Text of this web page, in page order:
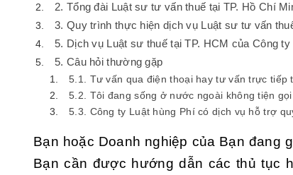
2. Tổng đài Luật sư tư vấn thuế tại TP. Hồ Chí
3. Quy trình thực hiện dịch vụ Luật sư tư vấn
5. Dịch vụ Luật sư thuế tại TP. HCM của Công
5. Câu hỏi thường gặp
5.1. Tư vấn qua điện thoại hay tư vấn trực tiếp
5.2. Tôi đang sống ở nước ngoài không tiện
5.3. Công ty Luật hùng Phí có dịch vụ hỗ trợ
Bạn hoặc Doanh nghiệp của Bạn đang
Bạn cần được hướng dẫn các thủ tục